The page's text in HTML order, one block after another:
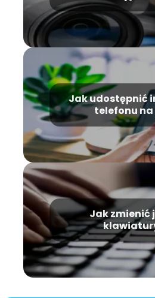
Jak udostępnić
telefonu na
Jak zmienić